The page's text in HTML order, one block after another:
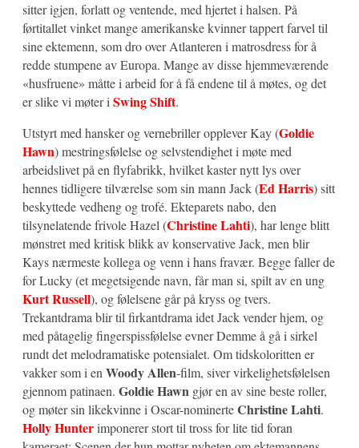
sitter igjen, forlatt og ventende, med hjertet i halsen. På
førtitallet vinket mange amerikanske kvinner tappert farvel til
sine ektemenn, som dro over Atlanteren i matrosdress for å
redde stumpene av Europa. Mange av disse hjemmeværende
«husfruene» måtte i arbeid for å få endene til å møtes, og det
er slike vi møter iSwing Shift.
Utstyrt med hansker og vernebriller opplever Kay (Goldie
Hawn) mestringsfølelse og selvstendighet i møte med
arbeidslivet på en flyfabrikk, hvilket kaster nytt lys over
hennes tidligere tilværelse som sin mann Jack (Ed Harris) sitt
beskyttede vedheng og trofé. Ekteparets nabo, den
tilsynelatende frivole Hazel (Christine Lahti), har lenge blitt
mønstret med kritisk blikk av konservative Jack, men blir
Kays nærmeste kollega og venn i hans fravær. Begge faller de
for Lucky (et megetsigende navn, får man si, spilt av en ung
Kurt Russell), og følelsene går på kryss og tvers.
Trekantdrama blir til firkantdrama idet Jack vender hjem, og
med påtagelig fingerspissfølelse evner Demme å gå i sirkel
rundt det melodramatiske potensialet. Om tidskoloritten er
vakker som i enWoody Allen-film, siver virkelighetsfølelsen
gjennom patinaen. Goldie Hawn gjør en av sine beste roller,
og møter sin likekvinne i Oscar-nominerteChristine Lahti.
Holly Hunterimponerer stort til tross for lite tid foran